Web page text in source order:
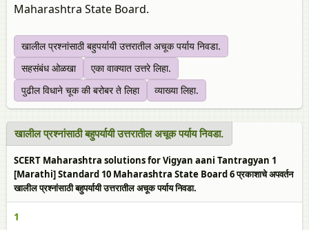
Maharashtra State Board.
खालील प्रश्नांसाठी बहुपर्यायी उत्तरातील अचूक पर्याय निवडा.
सहसंबंध ओळखा
एका वाक्यात उत्तरे लिहा.
पुढील विधाने चूक की बरोबर ते लिहा
व्याख्या लिहा.
खालील प्रश्नांसाठी बहुपर्यायी उत्तरातील अचूक पर्याय निवडा.
SCERT Maharashtra solutions for Vigyan aani Tantragyan 1
[Marathi] Standard 10 Maharashtra State Board 6 प्रकाशाचे अपवर्तन
खालील प्रश्नांसाठी बहुपर्यायी उत्तरातील अचूक पर्याय निवडा.
1